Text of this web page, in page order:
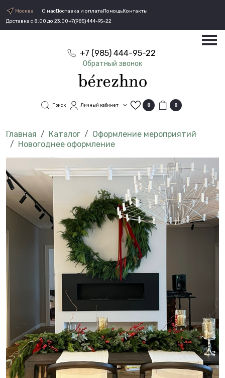
Москва О насДоставка и оплатаПомощьКонтакты
Доставка с 8:00 до 23:00+7(985)444-95-22
+7 (985) 444-95-22
Обратный звонок
Поиск Личный кабинет 0 0
Каталог
Оформление мероприятий
Новогоднее оформление